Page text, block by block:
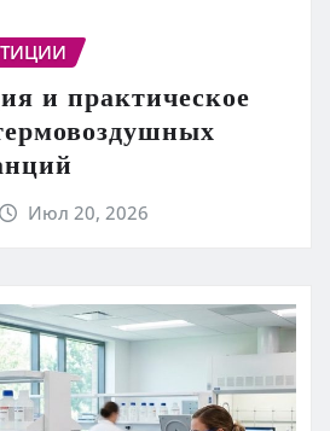
и практическое
Июл 20, 2026